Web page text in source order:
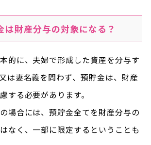
は財産分与の対象になる？
的に、夫婦で形成した資産を分与す
は妻名義を問わず、預貯金は、財産
する必要があります。
場合には、預貯金全てを財産分与の
なく、一部に限定するということも